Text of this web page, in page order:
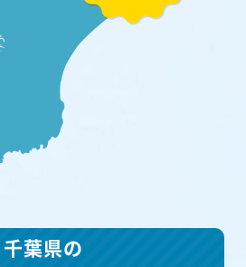
千葉県の